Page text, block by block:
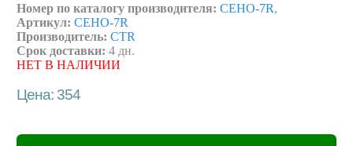
Номер по каталогу производителя: CEHO-7R,
Артикул: CEHO-7R
Производитель: CTR
Срок доставки: 4 дн.
НЕТ В НАЛИЧИИ
Цена: 354